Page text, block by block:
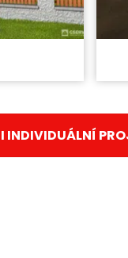
INDIVIDUÁLNÍ